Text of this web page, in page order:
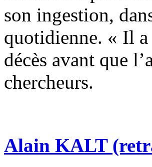
son ingestion,
quotidienne. « Il a
décès avant que
chercheurs.
Alain KALT